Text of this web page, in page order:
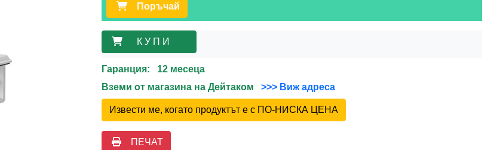
Поръчай
К У П И
Гаранция: 12 месеца
Вземи от магазина на Дейтаком
>>> Виж адреса
Извести ме, когато продуктът е с ПО-НИСКА ЦЕНА
ПЕЧАТ